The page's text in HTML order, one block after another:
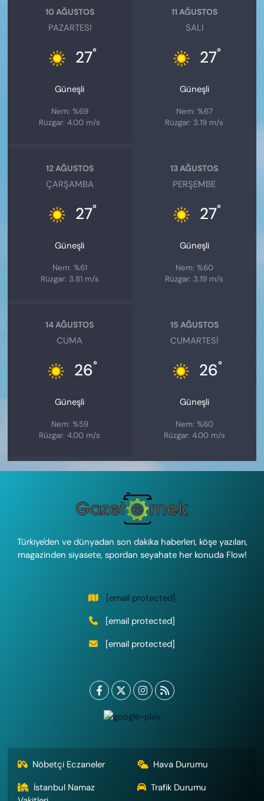
10 AĞUSTOS
PAZARTESI
27°
Güneşli
Nem: %69
Rüzgar: 4.00 m/s
11 AĞUSTOS
SALI
27°
Güneşli
Nem: %67
Rüzgar: 3.19 m/s
12 AĞUSTOS
ÇARŞAMBA
27°
Güneşli
Nem: %61
Rüzgar: 3.81 m/s
13 AĞUSTOS
PERŞEMBE
27°
Güneşli
Nem: %60
Rüzgar: 3.19 m/s
14 AĞUSTOS
CUMA
26°
Güneşli
Nem: %59
Rüzgar: 4.00 m/s
15 AĞUSTOS
CUMARTESI
26°
Güneşli
Nem: %60
Rüzgar: 4.00 m/s
Türkiye'den ve dünyadan son dakika haberleri, köşe yazıları,
magazinden siyasete, spordan seyahate her konuda Flow!
[email protected]
[email protected]
[email protected]
Nöbetçi Eczaneler
Hava Durumu
İstanbul Namaz
Trafik Durumu